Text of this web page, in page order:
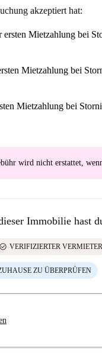
akzeptiert hat:
ersten Mietzahlung bei
Mietzahlung bei
Mietzahlung bei
wird nicht erstattet,
Immobilie hast
check_circle VERIFIZIERTER VERMIETER
ZU ÜBERPRÜFEN